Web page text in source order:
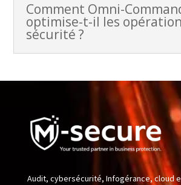
Comment Omni-
optimise-t-il les
sécurité ?
Audit, cybersécurité, Infogérance, cloud